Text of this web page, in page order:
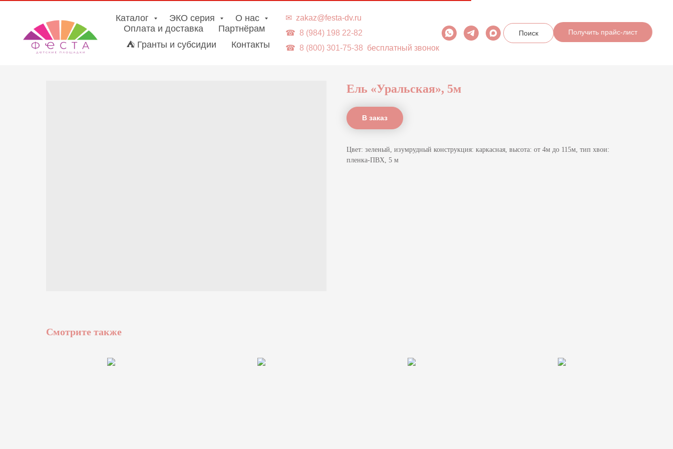
Каталог ЭКО серия
О нас
Оплата и доставка
Партнёрам
⛺ Гранты и субсидии
Контакты
✉ zakaz@festa-dv.ru
☎ 8 (984) 198 22-82
☎ 8 (800) 301-75-38 бесплатный звонок
Поиск Получить прайс-лист
Ель «Уральская», 5м
В заказ
Цвет: зеленый, изумрудный конструкция: каркасная, высота: от 4м до 115м, тип хвои:
пленка-ПВХ, 5 м
Смотрите также